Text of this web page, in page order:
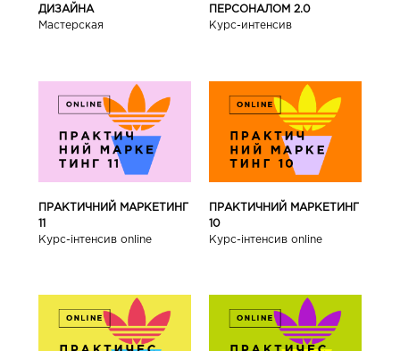
ДИЗАЙНА
Мастерская
ПЕРСОНАЛОМ 2.0
Курс-интенсив
ПРАКТИЧНИЙ МАРКЕТИНГ
11
Курс-інтенсив online
ПРАКТИЧНИЙ МАРКЕТИНГ
10
Курс-інтенсив online